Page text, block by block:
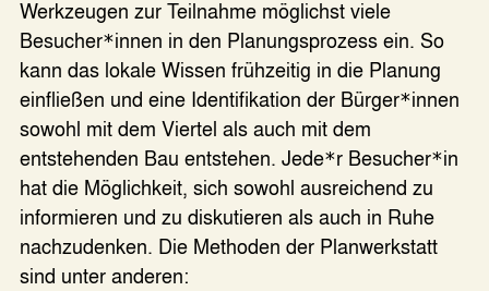
Werkzeugen zur Teilnahme möglichst viele
Besucher*innen in den Planungsprozess ein. So
kann das lokale Wissen frühzeitig in die Planung
einfließen und eine Identifikation der Bürger*innen
sowohl mit dem Viertel als auch mit dem
entstehenden Bau entstehen. Jede*r Besucher*in
hat die Möglichkeit, sich sowohl ausreichend zu
informieren und zu diskutieren als auch in Ruhe
nachzudenken. Die Methoden der Planwerkstatt
sind unter anderen: